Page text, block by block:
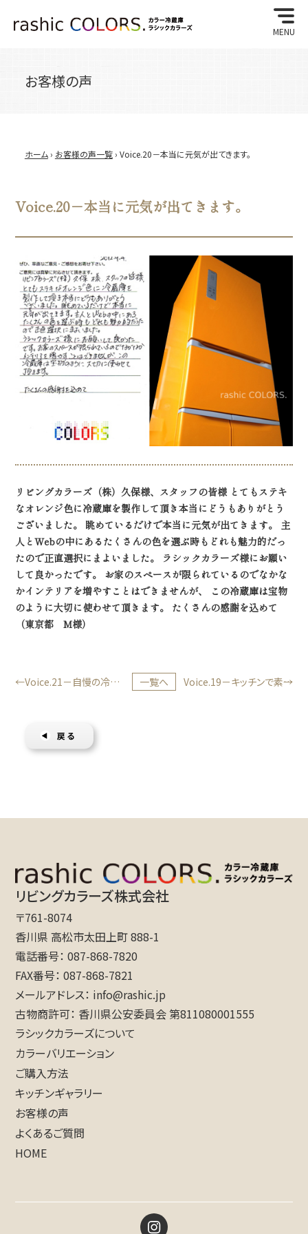
MENU
お客様の声
ホーム› お客様の声一覧› Voice.20－本当に元気が出てきます。
Voice.20－本当に元気が出てきます。
リビングカラーズ（株）久保様、スタッフの皆様 とてもステキ
なオレンジ色に冷蔵庫を製作して頂き本当にどうもありがとう
ございました。 眺めているだけで本当に元気が出てきます。 主
人とWebの中にあるたくさんの色を選ぶ時もどれも魅力的だっ
たので正直選択にまよいました。
ラシックカラーズ様にお願い
して良かったです。 お家のスペースが限られているのでなかな
かインテリアを増やすことはできませんが、 この冷蔵庫は宝物
のように大切に使わせて頂きます。 たくさんの感謝を込めて
（東京都 M様）
Voice.21－自慢の冷蔵
一覧へ
Voice.19－キッチンで素敵
リビングカラーズ株式会社
〒761-8074
香川県 高松市太田上町 888-1
電話番号 087-868-7820
FAX番号 087-868-7821
メールアドレス info@rashic.jp
古物商許可 香川県公安委員会 第811080001555
ラシックカラーズについて
カラーバリエーション
ご購入方法
キッチンギャラリー
お客様の声
よくあるご質問
HOME